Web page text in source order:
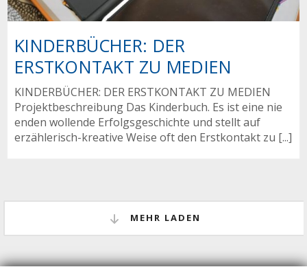
KINDERBÜCHER: DER
ERSTKONTAKT ZU MEDIEN
KINDERBÜCHER: DER ERSTKONTAKT ZU MEDIEN
Projektbeschreibung Das Kinderbuch. Es ist eine nie
enden wollende Erfolgsgeschichte und stellt auf
erzählerisch-kreative Weise oft den Erstkontakt zu [...]
MEHR LADEN